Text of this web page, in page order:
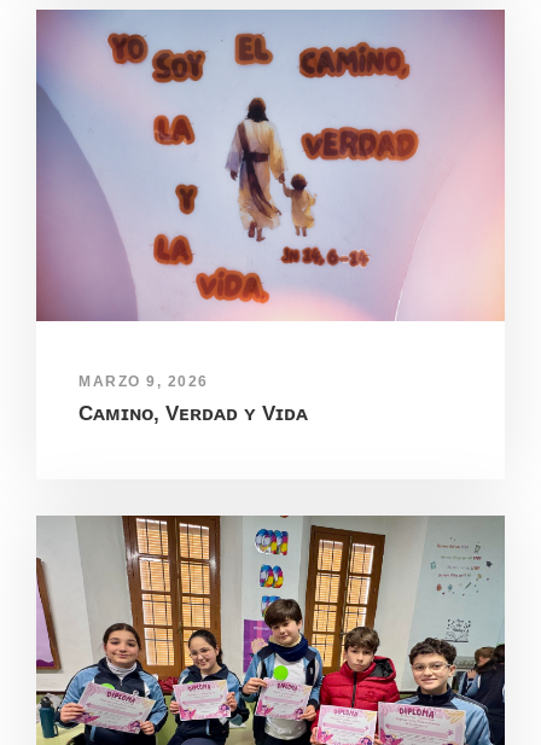
MARZO 9, 2026
Cᴀᴍɪɴᴏ, Vᴇʀᴅᴀᴅ ʏ Vɪᴅᴀ